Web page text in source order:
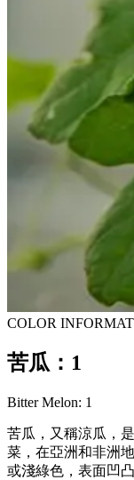
COLOR
苦瓜：1
Bitter Melon: 1
苦瓜，又稱涼瓜，
菜，在亞洲和非洲
或淺綠色，表面凹